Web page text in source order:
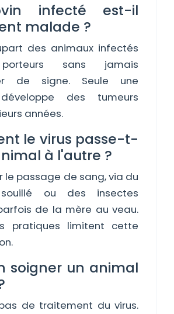
infecté est-il
malade ?
des animaux infectés
sans jamais
de signe. Seule une
des tumeurs
années.
le virus passe-t-
à l'autre ?
le passage de sang, via du
ou des insectes
de la mère au veau.
pratiques limitent cette
soigner un animal
de traitement du virus.